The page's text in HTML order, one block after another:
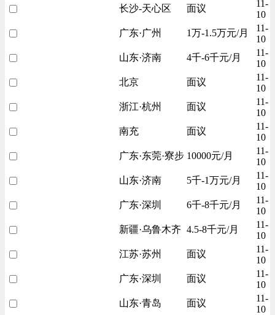
长沙-天心区
面议
11-
10
广东·广州
1万-1.5万元/月
11-
10
山东·济南
4千-6千元/月
11-
10
北京
面议
11-
10
浙江·杭州
面议
11-
10
南充
面议
11-
10
广东·东莞·寮步 10000元/月
11-
10
山东·济南
5千-1万元/月
11-
10
广东·深圳
6千-8千元/月
11-
10
新疆·乌鲁木齐 4.5-8千元/月
11-
10
江苏·苏州
面议
11-
10
广东·深圳
面议
11-
10
山东·青岛
面议
11-
10